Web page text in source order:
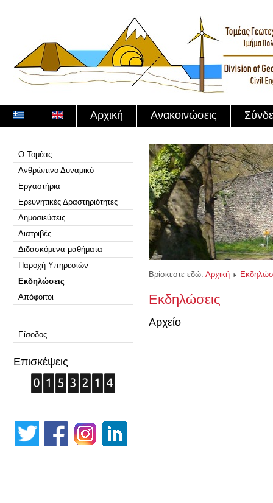
Αρχική Ανακοινώσεις
Ο Τομέας
Ανθρώπινο Δυναμικό
Εργαστήρια
Ερευνητικές Δραστηριότητες
Δημοσιεύσεις
Διατριβές
Διδασκόμενα μαθήματα
Παροχή Υπηρεσιών
Εκδηλώσεις
Απόφοιτοι
Είσοδος
Επισκέψεις
Βρίσκεστε εδώ: Αρχική
Εκδηλώσεις
Αρχείο